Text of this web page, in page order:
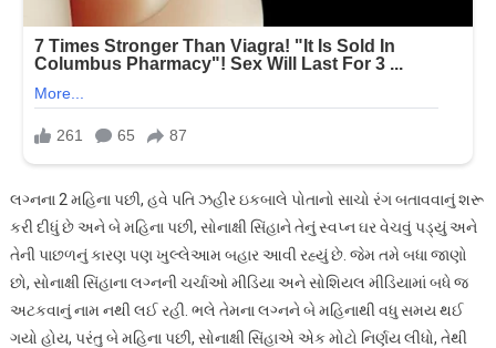
લગ્નના 2 મહિના પછી, હવે પતિ ઝહીર ઇકબાલે પોતાનો સાચો રંગ બતાવવાનું શરૂ
કરી દીધું છે અને બે મહિના પછી, સોનાક્ષી સિંહાને તેનું સ્વપ્ન ઘર વેચવું પડ્યું અને
તેની પાછળનું કારણ પણ ખુલ્લેઆમ બહાર આવી રહ્યું છે. જેમ તમે બધા જાણો
છો, સોનાક્ષી સિંહાના લગ્નની ચર્ચાઓ મીડિયા અને સોશિયલ મીડિયામાં બધે જ
અટકવાનું નામ નથી લઈ રહી. ભલે તેમના લગ્નને બે મહિનાથી વધુ સમય થઈ
ગયો હોય, પરંતુ બે મહિના પછી, સોનાક્ષી સિંહાએ એક મોટો નિર્ણય લીધો, તેથી